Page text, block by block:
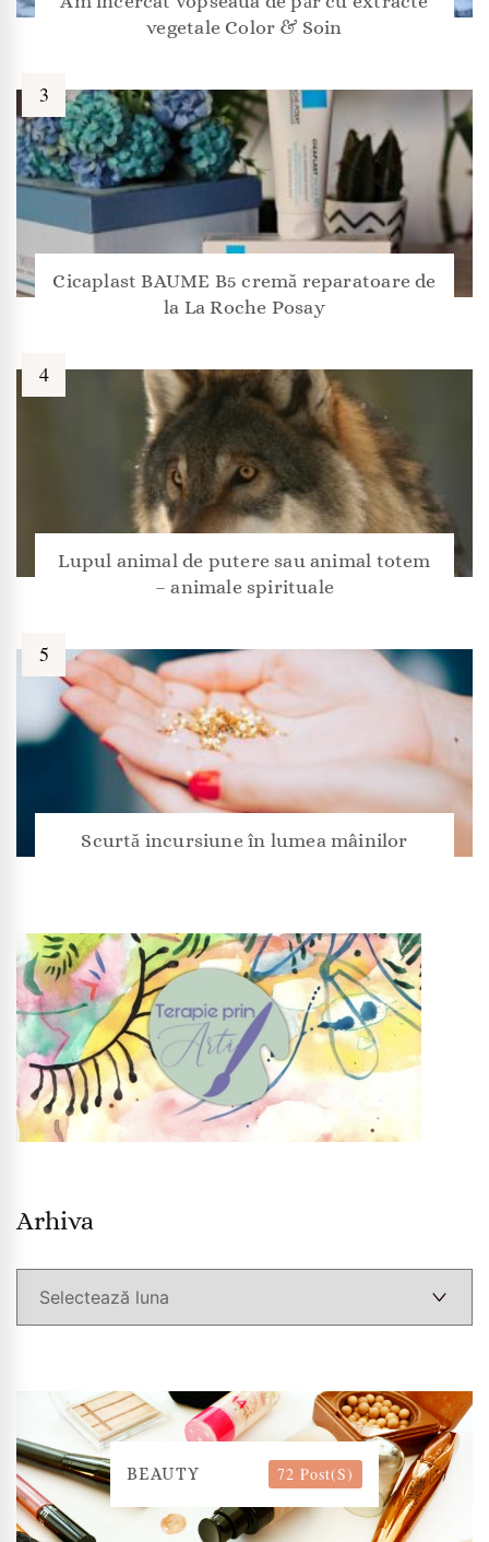
vegetale Color & Soin
Cicaplast BAUME B5 cremă reparatoare de
la La Roche Posay
Lupul animal de putere sau animal totem
– animale spirituale
Scurtă incursiune în lumea mâinilor
Arhiva
BEAUTY 72 Post(s)